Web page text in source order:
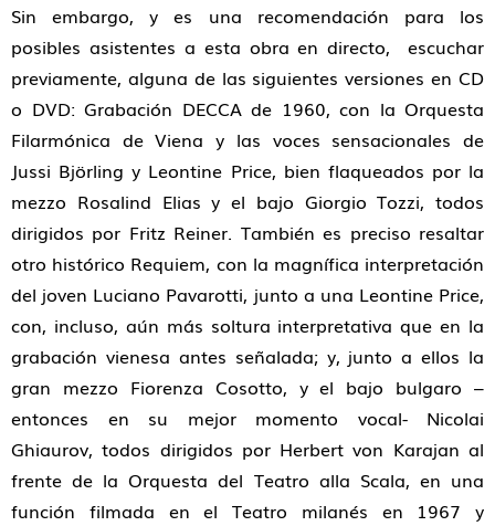
Sin embargo, y es una recomendación para los
posibles asistentes a esta obra en directo, escuchar
previamente, alguna de las siguientes versiones en CD
o DVD: Grabación DECCA de 1960, con la Orquesta
Filarmónica de Viena y las voces sensacionales de
Jussi Björling y Leontine Price, bien flaqueados por la
mezzo Rosalind Elias y el bajo Giorgio Tozzi, todos
dirigidos por Fritz Reiner. También es preciso resaltar
otro histórico Requiem, con la magnífica interpretación
del joven Luciano Pavarotti, junto a una Leontine Price,
con, incluso, aún más soltura interpretativa que en la
grabación vienesa antes señalada; y, junto a ellos la
gran mezzo Fiorenza Cosotto, y el bajo bulgaro –
entonces en su mejor momento vocal- Nicolai
Ghiaurov, todos dirigidos por Herbert von Karajan al
frente de la Orquesta del Teatro alla Scala, en una
función filmada en el Teatro milanés en 1967 y